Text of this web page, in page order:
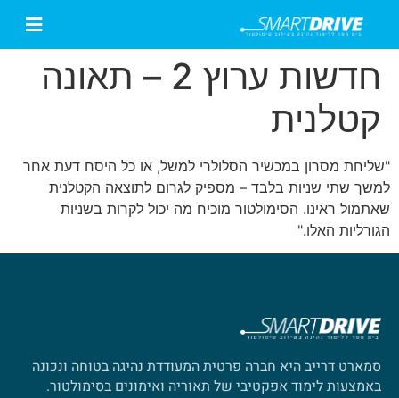
חדשות ערוץ 2 – תאונה
קטלנית
"שליחת מסרון במכשיר הסלולרי למשל, או כל היסח דעת אחר
למשך שתי שניות בלבד – מספיק לגרום לתוצאה הקטלנית
שאתמול ראינו. הסימולטור מוכיח מה יכול לקרות בשניות
הגורליות האלו."
סמארט דרייב היא חברה פרטית המעודדת נהיגה בטוחה ונכונה
באמצעות לימוד אפקטיבי של תאוריה ואימונים בסימולטור.